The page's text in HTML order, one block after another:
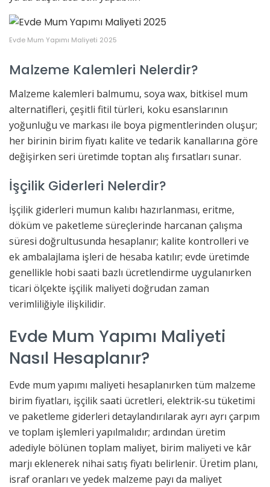
Evde Mum Yapımı Maliyeti 2025
Malzeme Kalemleri Nelerdir?
Malzeme kalemleri balmumu, soya wax, bitkisel mum
alternatifleri, çeşitli fitil türleri, koku esanslarının
yoğunluğu ve markası ile boya pigmentlerinden oluşur;
her birinin birim fiyatı kalite ve tedarik kanallarına göre
değişirken seri üretimde toptan alış fırsatları sunar.
İşçilik Giderleri Nelerdir?
İşçilik giderleri mumun kalıbı hazırlanması, eritme,
döküm ve paketleme süreçlerinde harcanan çalışma
süresi doğrultusunda hesaplanır; kalite kontrolleri ve
ek ambalajlama işleri de hesaba katılır; evde üretimde
genellikle hobi saati bazlı ücretlendirme uygulanırken
ticari ölçekte işçilik maliyeti doğrudan zaman
verimliliğiyle ilişkilidir.
Evde Mum Yapımı Maliyeti
Nasıl Hesaplanır?
Evde mum yapımı maliyeti hesaplanırken tüm malzeme
birim fiyatları, işçilik saati ücretleri, elektrik‑su tüketimi
ve paketleme giderleri detaylandırılarak ayrı ayrı çarpım
ve toplam işlemleri yapılmalıdır; ardından üretim
adediyle bölünen toplam maliyet, birim maliyeti ve kâr
marjı eklenerek nihai satış fiyatı belirlenir. Üretim planı,
israf oranları ve yedek malzeme payı da maliyet